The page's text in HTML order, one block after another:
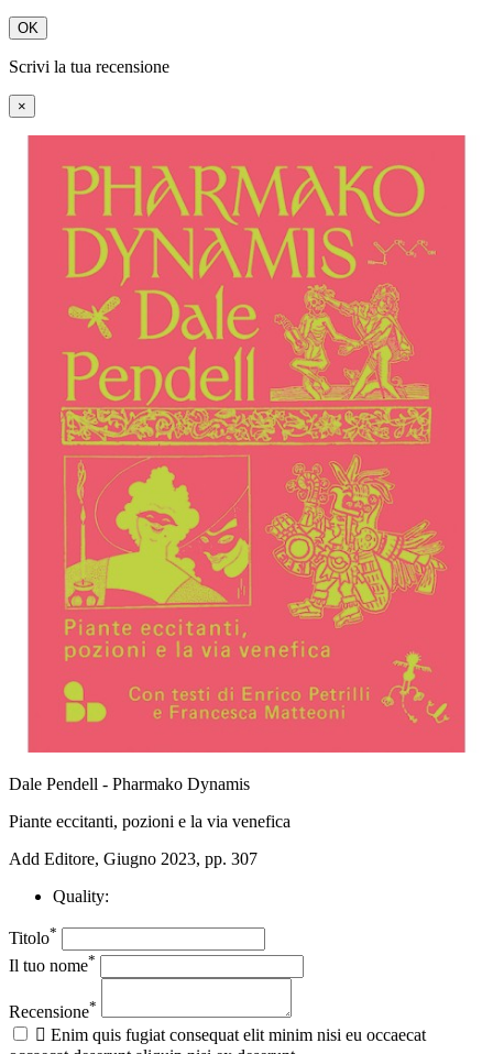
OK
Scrivi la tua recensione
×
Dale Pendell - Pharmako Dynamis
Piante eccitanti, pozioni e la via venefica
Add Editore, Giugno 2023, pp. 307
Quality:
Titolo*
Il tuo nome*
Recensione*
 Enim quis fugiat consequat elit minim nisi eu occaecat